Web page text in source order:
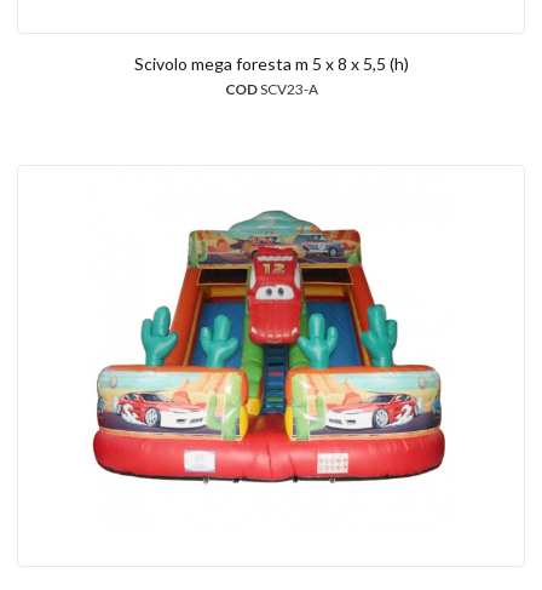
Scivolo mega foresta m 5 x 8 x 5,5 (h)
CODSCV23-A